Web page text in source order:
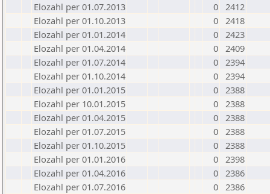
Elozahl per 01.07.2013
0 2412
Elozahl per 01.10.2013
0 2418
Elozahl per 01.01.2014
0 2423
Elozahl per 01.04.2014
0 2409
Elozahl per 01.07.2014
0 2394
Elozahl per 01.10.2014
0 2394
Elozahl per 01.01.2015
0 2388
Elozahl per 10.01.2015
0 2388
Elozahl per 01.04.2015
0 2388
Elozahl per 01.07.2015
0 2388
Elozahl per 01.10.2015
0 2388
Elozahl per 01.01.2016
0 2398
Elozahl per 01.04.2016
0 2386
Elozahl per 01.07.2016
0 2386